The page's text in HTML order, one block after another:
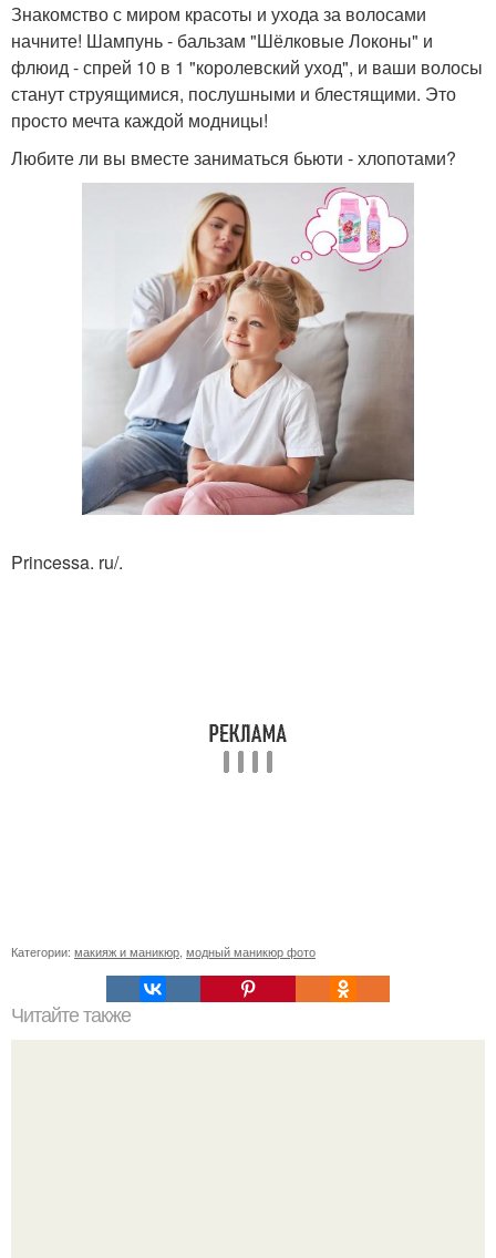
Знакомство с миром красоты и ухода за волосами
начните! Шампунь - бальзам "Шёлковые Локоны" и
флюид - спрей 10 в 1 "королевский уход", и ваши волосы
станут струящимися, послушными и блестящими. Это
просто мечта каждой модницы!
Любите ли вы вместе заниматься бьюти - хлопотами?
Princessa. ru/.
Категории: макияж и маникюр модный маникюр фото
Читайте также